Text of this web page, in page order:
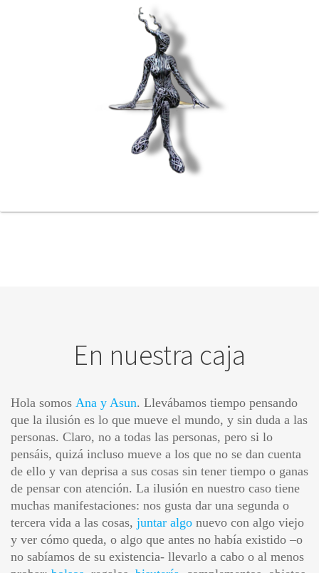
En nuestra caja
Hola somos Ana y Asun. Llevábamos tiempo pensando
que la ilusión es lo que mueve el mundo, y sin duda a las
personas. Claro, no a todas las personas, pero si lo
pensáis, quizá incluso mueve a los que no se dan cuenta
de ello y van deprisa a sus cosas sin tener tiempo o ganas
de pensar con atención. La ilusión en nuestro caso tiene
muchas manifestaciones: nos gusta dar una segunda o
tercera vida a las cosas, juntar algo nuevo con algo viejo
y ver cómo queda, o algo que antes no había existido –o
no sabíamos de su existencia- llevarlo a cabo o al menos